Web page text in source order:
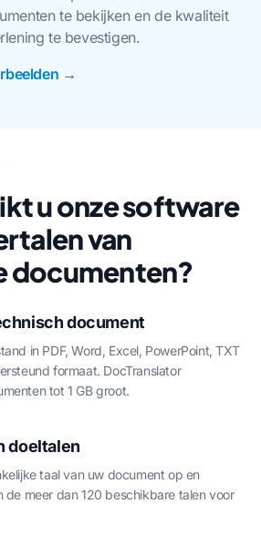
te bekijken en de kwaliteit
te bevestigen.
→
u onze software
van
documenten?
document
in PDF, Word, Excel, PowerPoint, TXT
formaat. DocTranslator
tot 1 GB groot.
doeltalen
taal van uw document op en
de meer dan 120 beschikbare talen voor